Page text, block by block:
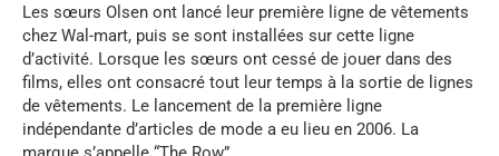
Les sœurs Olsen ont lancé leur première ligne de vêtements
chez Wal-mart, puis se sont installées sur cette ligne
d’activité. Lorsque les sœurs ont cessé de jouer dans des
films, elles ont consacré tout leur temps à la sortie de lignes
de vêtements. Le lancement de la première ligne
indépendante d’articles de mode a eu lieu en 2006. La